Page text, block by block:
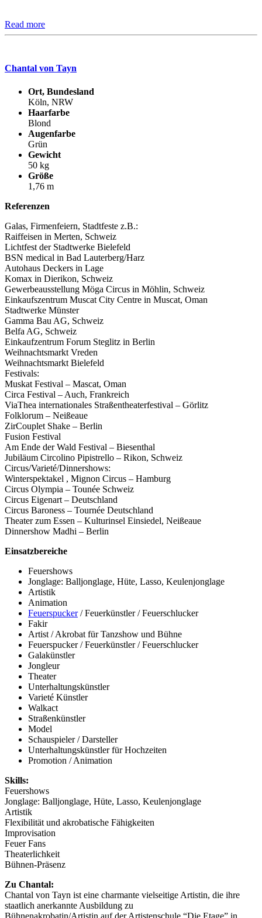
Read more
Chantal von Tayn
Ort, Bundesland
Köln, NRW
Haarfarbe
Blond
Augenfarbe
Grün
Gewicht
50 kg
Größe
1,76 m
Referenzen
Galas, Firmenfeiern, Stadtfeste z.B.:
Raiffeisen in Merten, Schweiz
Lichtfest der Stadtwerke Bielefeld
BSN medical in Bad Lauterberg/Harz
Autohaus Deckers in Lage
Komax in Dierikon, Schweiz
Gewerbeausstellung Möga Circus in Möhlin, Schweiz
Einkaufszentrum Muscat City Centre in Muscat, Oman
Stadtwerke Münster
Gamma Bau AG, Schweiz
Belfa AG, Schweiz
Einkaufzentrum Forum Steglitz in Berlin
Weihnachtsmarkt Vreden
Weihnachtsmarkt Bielefeld
Festivals:
Muskat Festival – Mascat, Oman
Circa Festival – Auch, Frankreich
ViaThea internationales Straßentheaterfestival – Görlitz
Folklorum – Neißeaue
ZirCouplet Shake – Berlin
Fusion Festival
Am Ende der Wald Festival – Biesenthal
Jubiläum Circolino Pipistrello – Rikon, Schweiz
Circus/Varieté/Dinnershows:
Winterspektakel , Mignon Circus – Hamburg
Circus Olympia – Tounée Schweiz
Circus Eigenart – Deutschland
Circus Baroness – Tournée Deutschland
Theater zum Essen – Kulturinsel Einsiedel, Neißeaue
Dinnershow Madhi – Berlin
Einsatzbereiche
Feuershows
Jonglage: Balljonglage, Hüte, Lasso, Keulenjonglage
Artistik
Animation
Feuerspucker/ Feuerkünstler / Feuerschlucker
Fakir
Artist / Akrobat für Tanzshow und Bühne
Feuerspucker / Feuerkünstler / Feuerschlucker
Galakünstler
Jongleur
Theater
Unterhaltungskünstler
Varieté Künstler
Walkact
Straßenkünstler
Model
Schauspieler / Darsteller
Unterhaltungskünstler für Hochzeiten
Promotion / Animation
Skills:
Feuershows
Jonglage: Balljonglage, Hüte, Lasso, Keulenjonglage
Artistik
Flexibilität und akrobatische Fähigkeiten
Improvisation
Feuer Fans
Theaterlichkeit
Bühnen-Präsenz
Zu Chantal:
Chantal von Tayn ist eine charmante vielseitige Artistin, die ihre
staatlich anerkannte Ausbildung zu
Bühnenakrobatin/Artistin auf der Artistenschule “Die Etage” in